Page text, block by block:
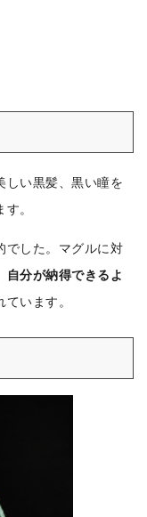
しい黒髪、黒い瞳を
。
でした。マグルに対
自分が納得できるよ
ています。